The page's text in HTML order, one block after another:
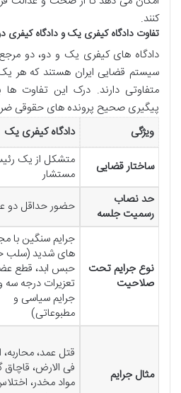
کنند.
تفاوت دادگاه کیفری یک و دادگاه
دادگاه های کیفری یک و دو، دو
سیستم قضایی ایران هستند که
متفاوتی دارند. درک این تفاوت
پیگیری صحیح پرونده های حقوقی
ویژگی
دادگاه کیفری یک
ساختار قضایی
متشکل از یک
مستشار
حد نصاب
رسمیت جلسه
حضور حداقل دو
نوع جرایم تحت
صلاحیت
جرایم سنگین با
های شدید (سلب
حبس ابد، قطع
تعزیرات درجه سه و
جرایم سیاسی و
مطبوعاتی)
مثال جرایم
قتل عمد، محاربه،
فی الارض، قاچاق
مواد مخدر،